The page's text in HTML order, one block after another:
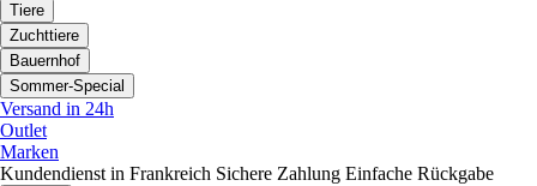
Tiere
Zuchttiere
Bauernhof
Sommer-Special
Versand in 24h
Outlet
Marken
Kundendienst in Frankreich Sichere Zahlung Einfache Rückgabe